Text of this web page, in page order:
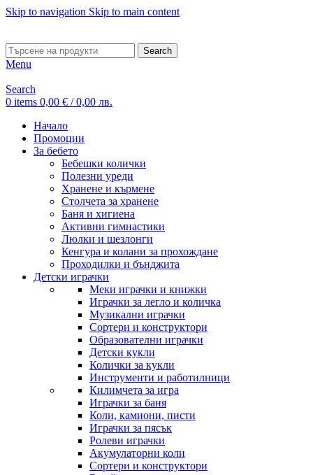
Skip to navigation Skip to main content
Search
Menu
Search
0 items 0,00 € / 0,00 лв.
Начало
Промоции
За бебето
Бебешки колички
Полезни уреди
Хранене и кърмене
Столчета за хранене
Баня и хигиена
Активни гимнастики
Люлки и шезлонги
Кенгура и колани за прохождане
Проходилки и бънджита
Детски играчки
Меки играчки и книжки
Играчки за легло и количка
Музикални играчки
Сортери и конструктори
Образователни играчки
Детски кукли
Колички за кукли
Инструменти и работилници
Килимчета за игра
Играчки за баня
Коли, камиони, писти
Играчки за пясък
Ролеви играчки
Акумулаторни коли
Сортери и конструктори